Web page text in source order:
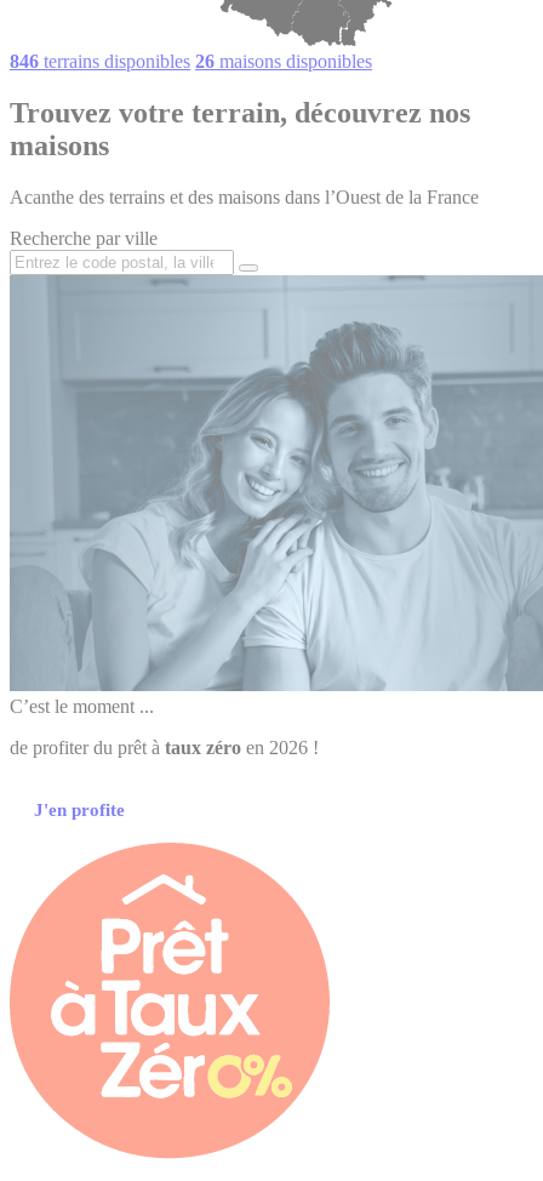
846 terrains disponibles 26 maisons disponibles
Trouvez votre terrain, découvrez nos
maisons
Acanthe des terrains et des maisons dans l’Ouest de la France
Recherche par ville
C’est le moment ...
de profiter du prêt à taux zéro en 2026 !
J'en profite